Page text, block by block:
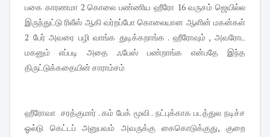
பகை காரணமா 2 கொலை பண்ணிய ஹீரோ 16 வருசம் ஜெயில்ல
இருந்துட்டு ரிலீஸ் ஆகி வர்றப்போ கொலையான ஆளின் மகன்கள்
2 பேர் அவரை பழி வாங்க துடிக்கறாங்க . ஹீரோவும் , அவரோட
மகனும் எப்படி அதை ஃபேஸ் பண்றாங்க என்பதே இந்த
திருட்டுக்கதையின் சாராம்சம்
ஹீரோவா சரத்குமார் . கம் பேக் மூவி . நட்புக்காக படத்துல நடிச்ச
ஓல்டு கெட்டப் அனுபவம் அவருக்கு கைகொடுக்குது, குறை